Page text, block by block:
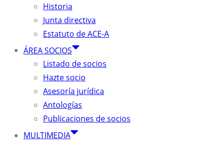
Historia
Junta directiva
Estatuto de ACE-A
ÁREA SOCIOS
Listado de socios
Hazte socio
Asesoría jurídica
Antologías
Publicaciones de socios
MULTIMEDIA